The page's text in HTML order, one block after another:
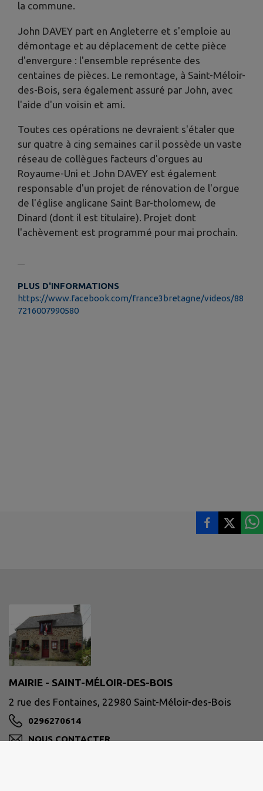
la commune.
John DAVEY part en Angleterre et s'emploie au
démontage et au déplacement de cette pièce
d'envergure : l'ensemble représente des
centaines de pièces. Le remontage, à Saint-Méloir-
des-Bois, sera également assuré par John, avec
l'aide d'un voisin et ami.
Toutes ces opérations ne devraient s'étaler que
sur quatre à cing semaines car il possède un vaste
réseau de collègues facteurs d'orgues au
Royaume-Uni et John DAVEY est également
responsable d'un projet de rénovation de l'orgue
de l'église anglicane Saint Bar-tholomew, de
Dinard (dont il est titulaire). Projet dont
l'achèvement est programmé pour mai prochain.
PLUS D'INFORMATIONS
https://www.facebook.com/france3bretagne/videos/88
7216007990580
MAIRIE - SAINT-MÉLOIR-DES-BOIS
2 rue des Fontaines, 22980 Saint-Méloir-des-Bois
0296270614
NOUS CONTACTER